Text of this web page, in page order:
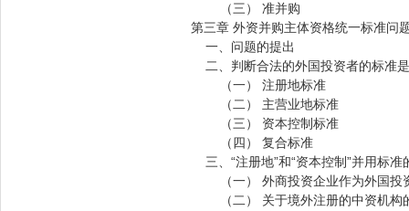
（三） 准并购
第三章 外资并购主体资格统一标准问
一、问题的提出
二、判断合法的外国投资者的标准
（一） 注册地标准
（二） 主营业地标准
（三） 资本控制标准
（四） 复合标准
三、“注册地”和“资本控制”并用标准
（一） 外商投资企业作为外国投
（二） 关于境外注册的中资机构